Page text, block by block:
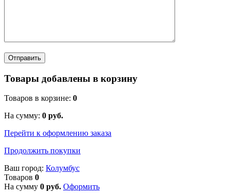
Товары добавлены в корзину
Товаров в корзине: 0
На сумму: 0 руб.
Перейти к оформлению заказа
Продолжить покупки
Ваш город: Колумбус
Товаров 0
На сумму 0 руб. Оформить